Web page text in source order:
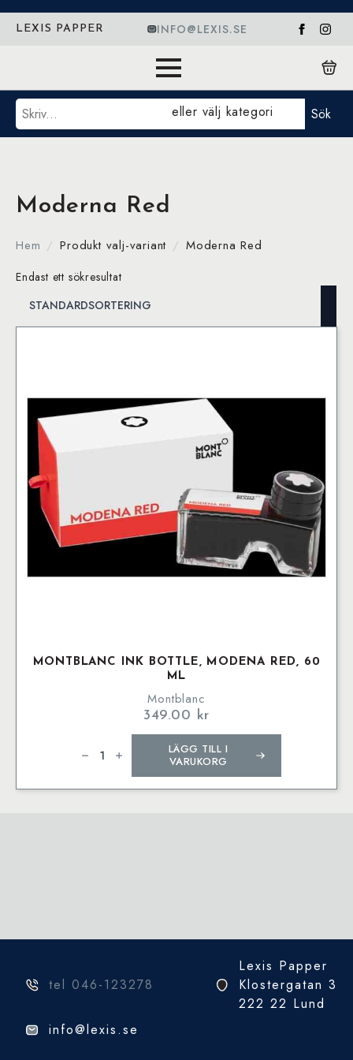
LEXIS PAPPER INFO@LEXIS.SE
Sök eller välj kategori Sök
Moderna Red
Hem Produkt valj-variant Moderna Red
Endast ett sökresultat
MONTBLANC INK BOTTLE, MODENA RED, 60
ML
Montblanc
349.00 kr
Bottle,
60
LÄGG TILL I
VARUKORG
tel 046-123278
Lexis Papper
Klostergatan 3
222 22 Lund
info@lexis.se